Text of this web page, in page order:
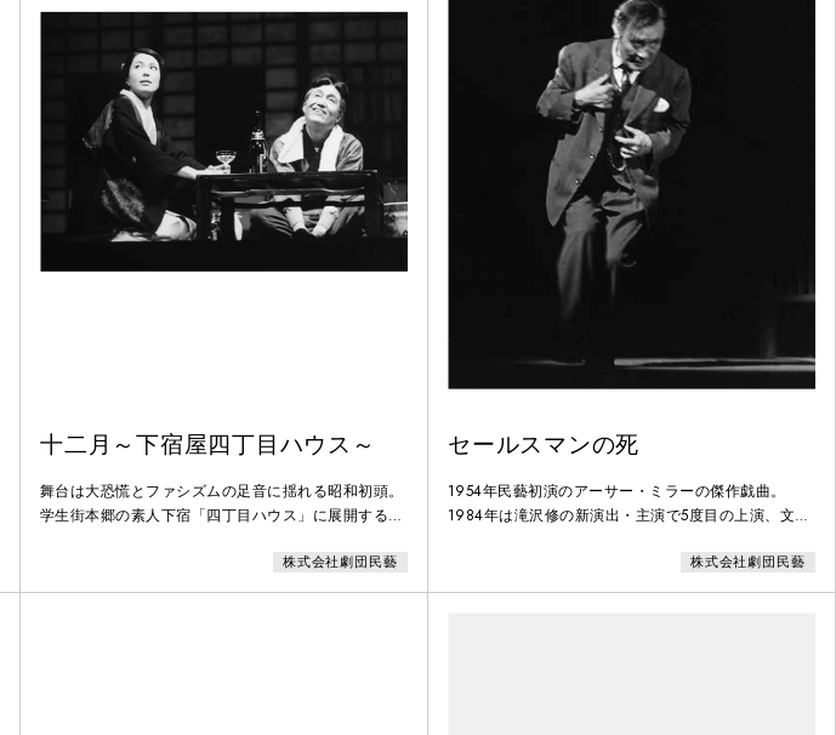
十二月～下宿屋四丁目ハウス～
舞台は大恐慌とファシズムの足音に揺れる昭和初頭。
学生街本郷の素人下宿「四丁目ハウス」に展開する人
株式会社劇団民藝
セールスマンの死
1954年民藝初演のアーサー・ミラーの傑作戯曲。
1984年は滝沢修の新演出・主演で5度目の上演、文化
株式会社劇団民藝